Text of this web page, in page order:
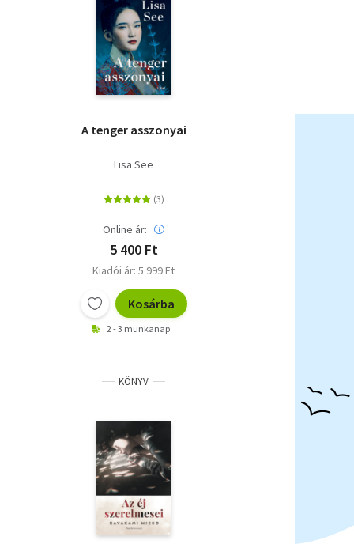
A tenger asszonyai
Lisa See
Online ár:
5 400 Ft
Kiadói ár: 5 999 Ft
Kosárba
2 - 3 munkanap
KÖNYV